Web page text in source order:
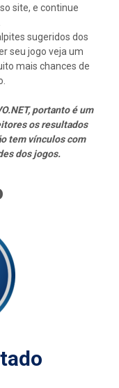
site, e continue
sugeridos dos
seu jogo veja um
mais chances de
portanto é um
os resultados
tem vínculos com
dos jogos.